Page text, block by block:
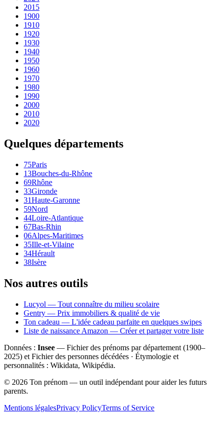
2015
1900
1910
1920
1930
1940
1950
1960
1970
1980
1990
2000
2010
2020
Quelques départements
75Paris
13Bouches-du-Rhône
69Rhône
33Gironde
31Haute-Garonne
59Nord
44Loire-Atlantique
67Bas-Rhin
06Alpes-Maritimes
35Ille-et-Vilaine
34Hérault
38Isère
Nos autres outils
Lucyol — Tout connaître du milieu scolaire
Gentry — Prix immobiliers & qualité de vie
Ton cadeau — L'idée cadeau parfaite en quelques swipes
Liste de naissance Amazon — Créer et partager votre liste
Données : Insee — Fichier des prénoms par département (1900–
2025) et Fichier des personnes décédées · Étymologie et
personnalités : Wikidata, Wikipédia.
© 2026 Ton prénom — un outil indépendant pour aider les futurs
parents.
Mentions légalesPrivacy PolicyTerms of Service